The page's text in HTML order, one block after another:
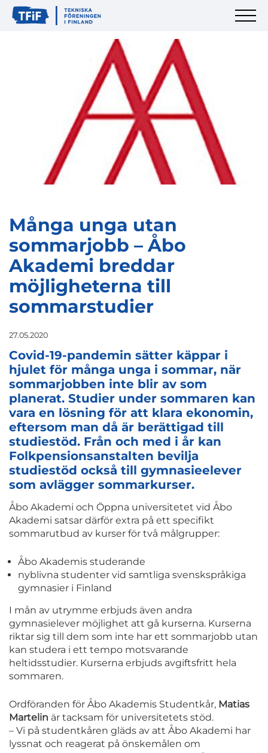
Många unga utan
sommarjobb – Åbo
Akademi breddar
möjligheterna till
sommarstudier
27.05.2020
Covid-19-pandemin sätter käppar i
hjulet för många unga i sommar, när
sommarjobben inte blir av som
planerat. Studier under sommaren kan
vara en lösning för att klara ekonomin,
eftersom man då är berättigad till
studiestöd. Från och med i år kan
Folkpensionsanstalten bevilja
studiestöd också till gymnasieelever
som avlägger sommarkurser.
Åbo Akademi och Öppna universitetet vid Åbo
Akademi satsar därför extra på ett specifikt
sommarutbud av kurser för två målgrupper:
Åbo Akademis studerande
nyblivna studenter vid samtliga svenskspråkiga
gymnasier i Finland
I mån av utrymme erbjuds även andra
gymnasielever möjlighet att gå kurserna. Kurserna
riktar sig till dem som inte har ett sommarjobb utan
kan studera i ett tempo motsvarande
heltidsstudier. Kurserna erbjuds avgiftsfritt hela
sommaren.
Ordföranden för Åbo Akademis Studentkår, Matias
Martelin är tacksam för universitetets stöd.
– Vi på studentkåren gläds av att Åbo Akademi har
lyssnat och reagerat på önskemålen om